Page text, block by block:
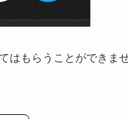
はもらうことができま